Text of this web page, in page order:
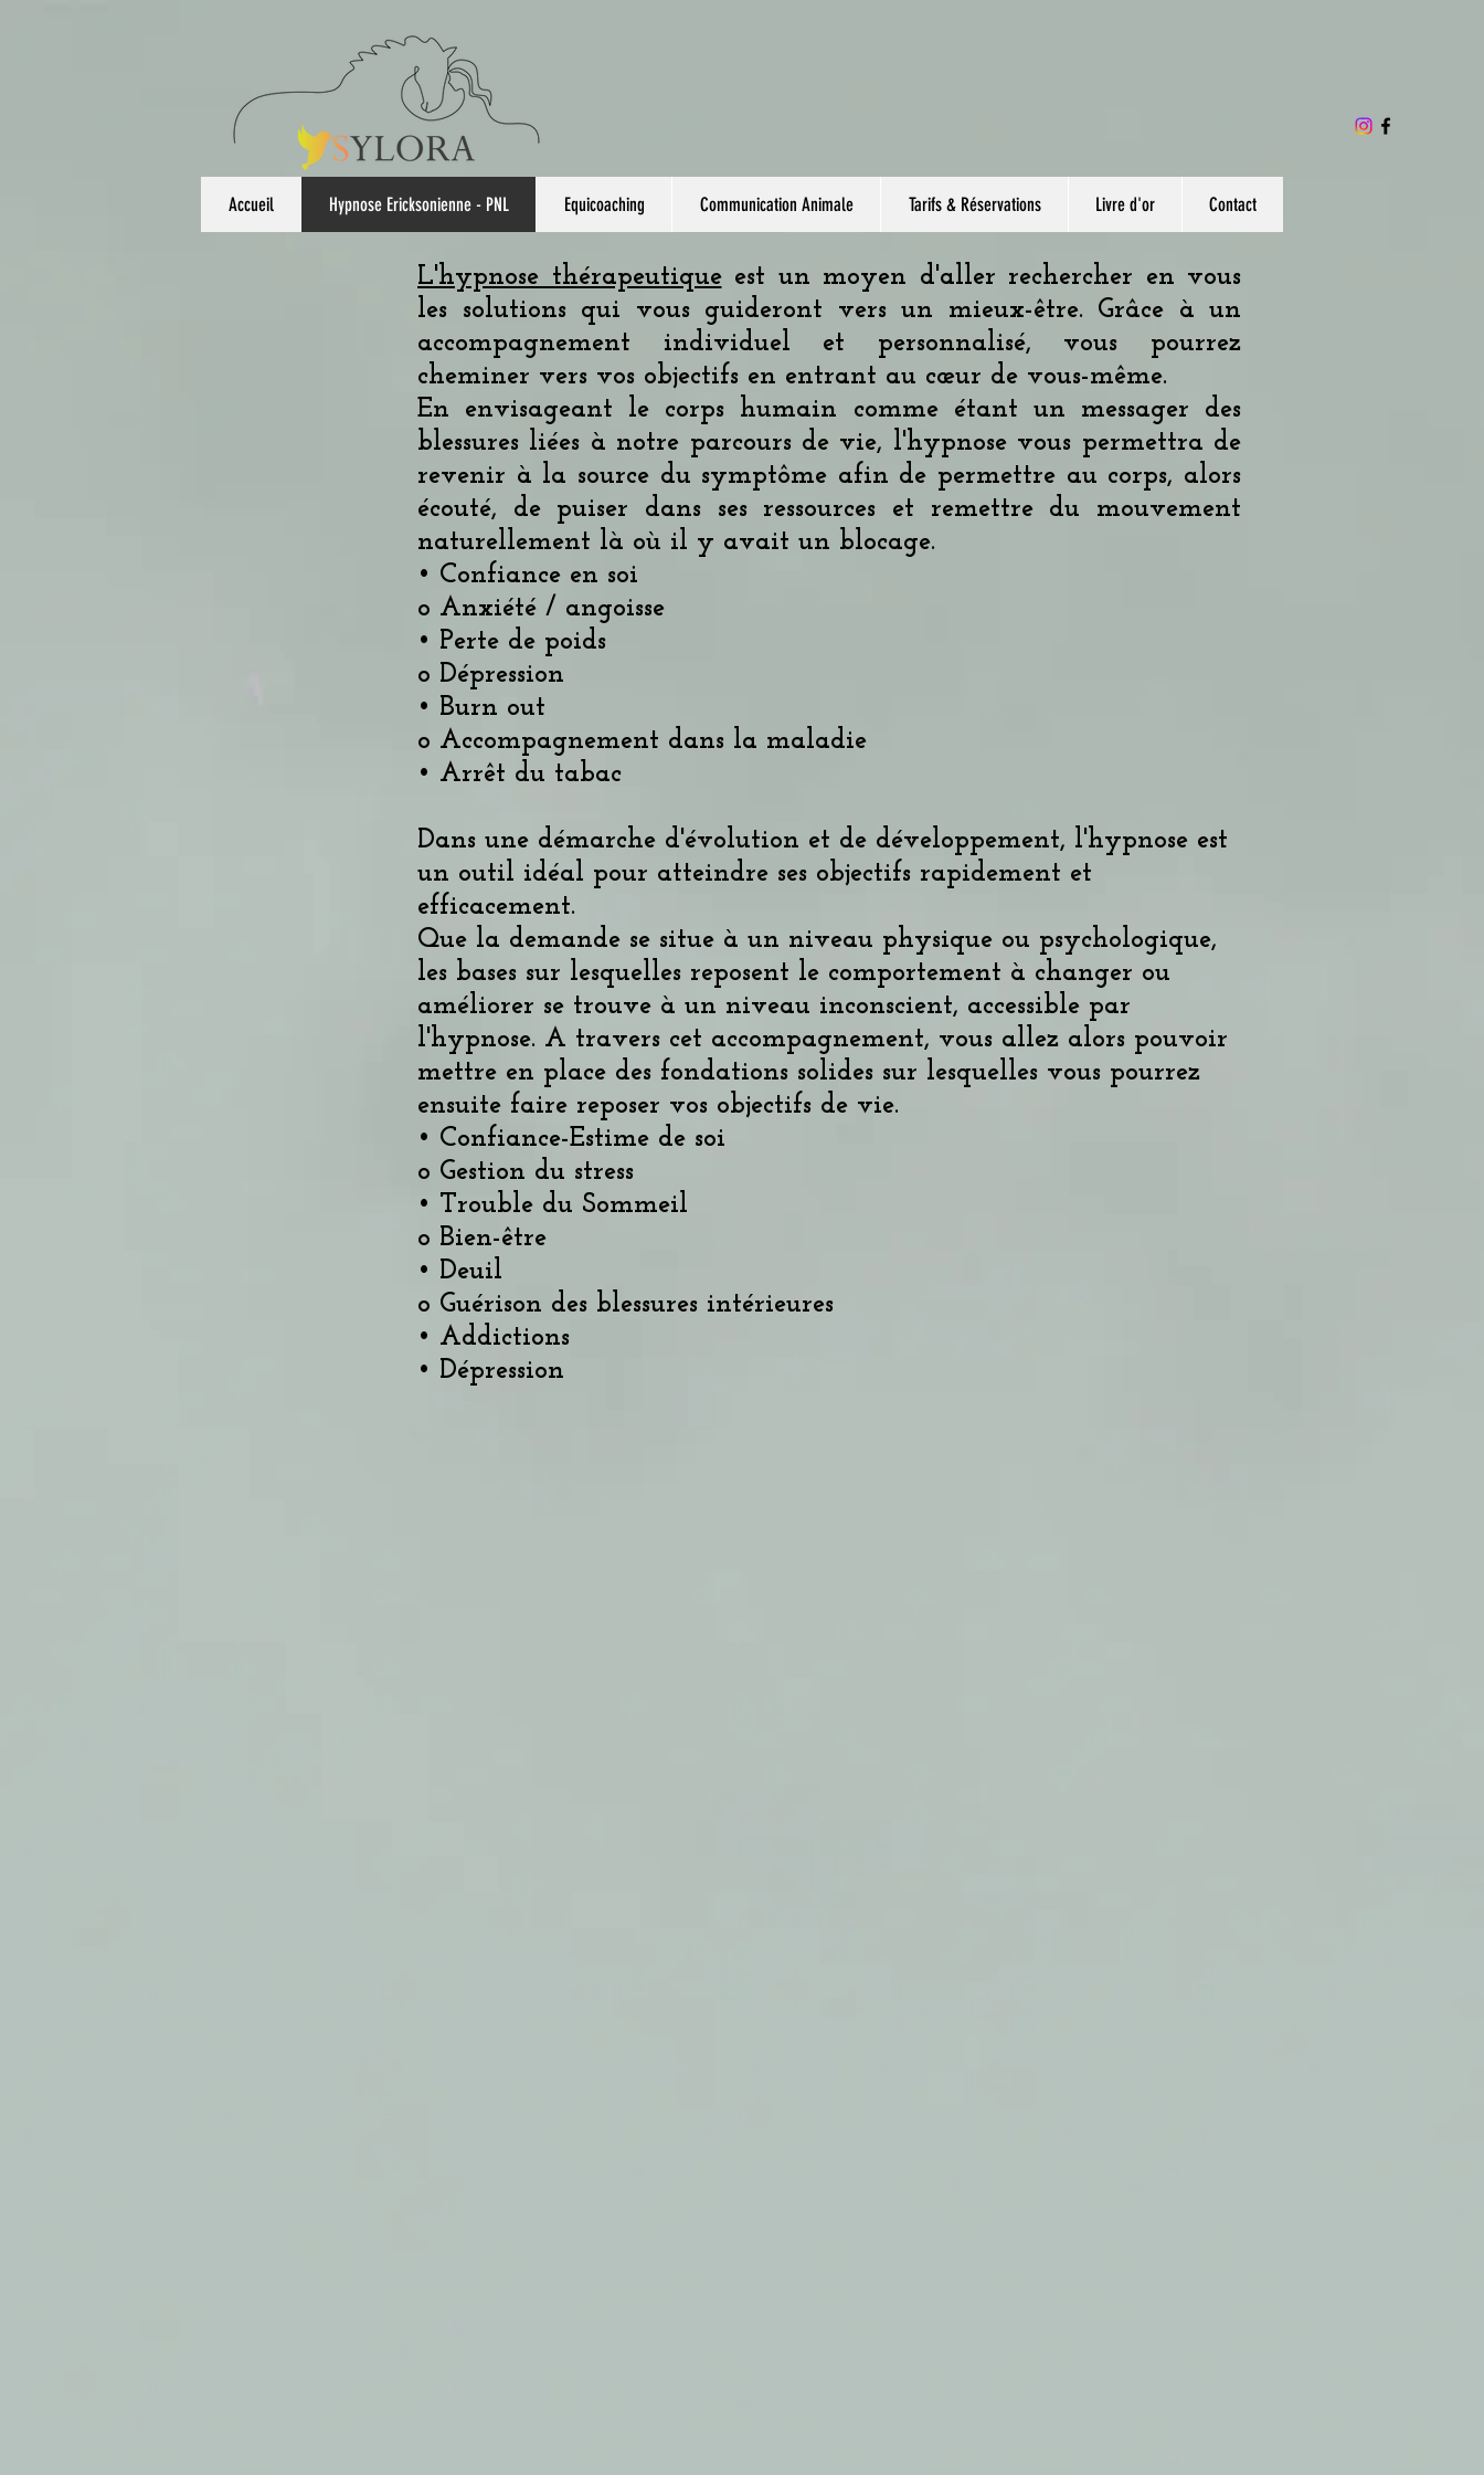
Accueil Hypnose Ericksonienne - PNL Equicoaching Communication Animale Tarifs & Réservations Livre d'or Contact
L'hypnose thérapeutiqueest un moyen d'aller rechercher en vous
les solutions qui vous guideront vers un mieux-être. Grâce à un
accompagnement individuel et personnalisé, vous pourrez
cheminer vers vos objectifs en entrant au cœur de vous-même.
En envisageant le corps humain comme étant un messager des
blessures liées à notre parcours de vie, l'hypnose vous permettra de
revenir à la source du symptôme afin de permettre au corps, alors
écouté, de puiser dans ses ressources et remettre du mouvement
naturellement là où il y avait un blocage.
• Confiance en soi
o Anxiété / angoisse
• Perte de poids
o Dépression
• Burn out
o Accompagnement dans la maladie
• Arrêt du tabac
Dans une démarche d'évolution et de développement, l'hypnose est
un outil idéal pour atteindre ses objectifs rapidement et
efficacement.
Que la demande se situe à un niveau physique ou psychologique,
les bases sur lesquelles reposent le comportement à changer ou
améliorer se trouve à un niveau inconscient, accessible par
l'hypnose. A travers cet accompagnement, vous allez alors pouvoir
mettre en place des fondations solides sur lesquelles vous pourrez
ensuite faire reposer vos objectifs de vie.
• Confiance-Estime de soi
o Gestion du stress
• Trouble du Sommeil
o Bien-être
• Deuil
o Guérison des blessures intérieures
• Addictions
• Dépression